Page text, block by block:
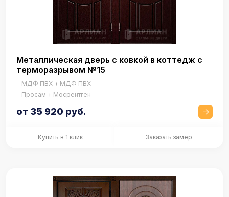
Металлическая дверь с ковкой в коттедж с
терморазрывом №15
МДФ ПВХ + МДФ ПВХ
Просам + Мосрентген
от 35 920 руб.
Купить в 1 клик Заказать замер